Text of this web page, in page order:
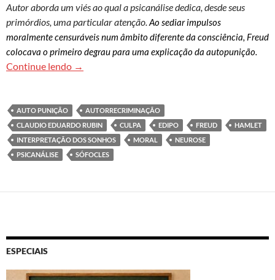
Autor aborda um viés ao qual a psicanálise dedica, desde seus
primórdios, uma particular atenção.Ao sediar impulsos
moralmente censuráveis num âmbito diferente da consciência, Freud
colocava o primeiro degrau para uma explicação da autopunição.
Continue lendo Sobre a autopunição. Uma perspectiva
→
AUTO PUNIÇÃO
AUTORRECRIMINAÇÃO
CLAUDIO EDUARDO RUBIN
CULPA EDIPO FREUD
HAMLET
INTERPRETAÇÃO DOS SONHOS
MORAL
NEUROSE
PSICANÁLISE
SÓFOCLES
ESPECIAIS